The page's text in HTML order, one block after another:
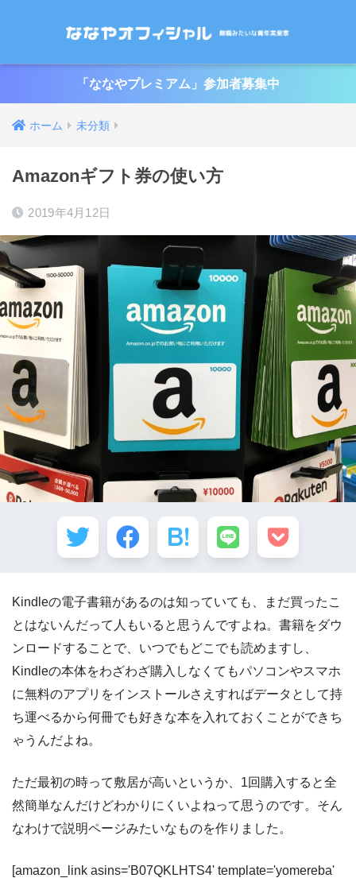
「ななやプレミアム」参加者募集中
ホーム 未分類
Amazonギフト券の使い方
2019年4月12日
Kindleの電子書籍があるのは知っていても、まだ買ったこ
とはないんだって人もいると思うんですよね。書籍をダウ
ンロードすることで、いつでもどこでも読めますし、
Kindleの本体をわざわざ購入しなくてもパソコンやスマホ
に無料のアプリをインストールさえすればデータとして持
ち運べるから何冊でも好きな本を入れておくことができち
ゃうんだよね。
ただ最初の時って敷居が高いというか、1回購入すると全
然簡単なんだけどわかりにくいよねって思うのです。そん
なわけで説明ページみたいなものを作りました。
[amazon_link asins='B07QKLHTS4' template='yomereba'